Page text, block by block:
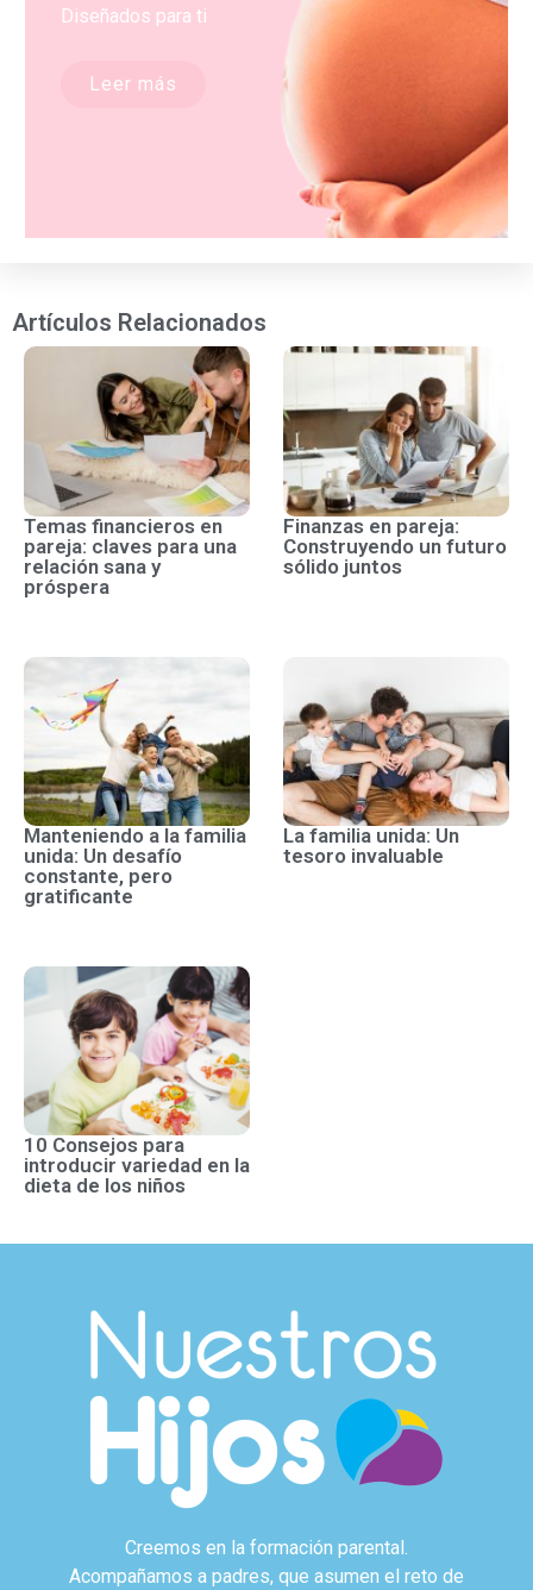
Diseñados para ti
Leer más
Artículos Relacionados
Temas financieros en
pareja: claves para una
relación sana y
próspera
Finanzas en pareja:
Construyendo un futuro
sólido juntos
Manteniendo a la familia
unida: Un desafío
constante, pero
gratificante
La familia unida: Un
tesoro invaluable
10 Consejos para
introducir variedad en la
dieta de los niños
Creemos en la formación parental.
Acompañamos a padres, que asumen el reto de